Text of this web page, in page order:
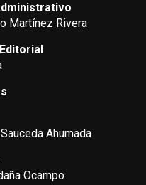
Martínez Rivera
Ahumada
Ocampo